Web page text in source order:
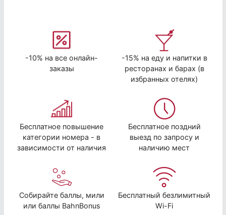
-10% на все онлайн-
заказы
-15% на еду и напитки в
ресторанах и барах (в
избранных отелях)
Бесплатное повышение
категории номера - в
зависимости от наличия
Бесплатное поздний
выезд по запросу и
наличию мест
Собирайте баллы, мили
или баллы BahnBonus
Бесплатный безлимитный
Wi-Fi